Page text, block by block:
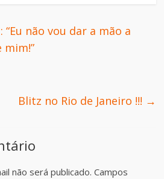
“Eu não vou dar a mão a
mim!”
Blitz no Rio de Janeiro !!! →
não será publicado. Campos